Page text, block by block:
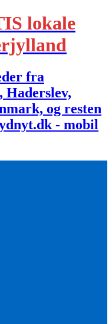
lokale
fra
Haderslev,
og resten
- mobil